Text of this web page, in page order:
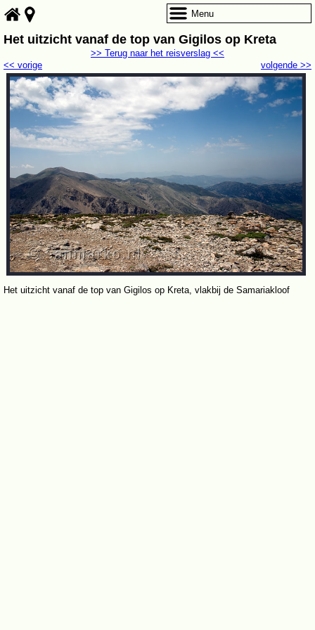
Het uitzicht vanaf de top van Gigilos op Kreta
volgende >>
<< vorige
>> Terug naar het reisverslag <<
Het uitzicht vanaf de top van Gigilos op Kreta, vlakbij de Samariakloof
Menu